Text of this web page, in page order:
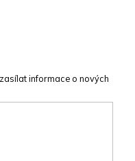
informace o nových